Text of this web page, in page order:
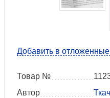
Добавить в отложенные
Товар №
Автор